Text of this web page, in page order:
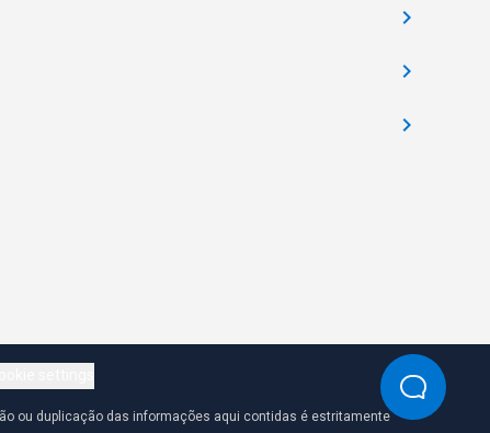
ou duplicação das informações aqui contidas é estritamente